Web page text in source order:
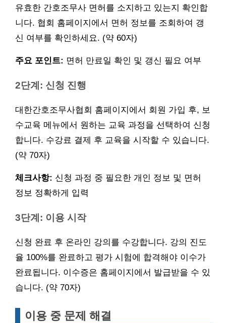
유효한 간호조무사 면허를 소지하고 있는지 확인합
니다. 협회 홈페이지에서 면허 정보를 조회하여 갱
신 여부를 확인하세요. (약 60자)
주요 포인트: 면허 만료일 확인 및 갱신 필요 여부
2단계: 신청 진행
대한간호조무사협회 홈페이지에서 회원 가입 후, 보
수교육 메뉴에서 원하는 교육 과정을 선택하여 신청
합니다. 수강료 결제 후 교육을 시작할 수 있습니다.
(약 70자)
체크사항: 신청 과정 중 필요한 개인 정보 및 면허
정보 정확하게 입력
3단계: 이용 시작
신청 완료 후 온라인 강의를 수강합니다. 강의 진도
율 100%를 완료하고 평가 시험에 합격해야 이수가
완료됩니다. 이수증은 홈페이지에서 발급받을 수 있
습니다. (약 70자)
이용 중 문제 해결